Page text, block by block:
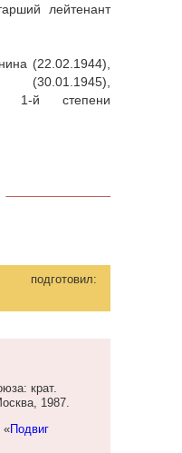
лейтенант
(22.02.1944),
1-й степени
крат.
1987.
«Подвиг